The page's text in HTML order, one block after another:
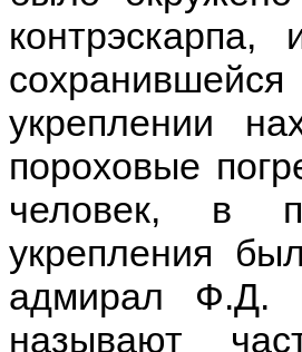
укреплении
пороховые
человек, в
укрепления
адмирал Ф.Д.
называют